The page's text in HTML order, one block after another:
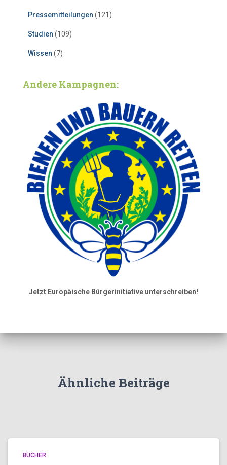
Pressemitteilungen (121)
Studien (109)
Wissen (7)
Andere Kampagnen:
Jetzt Europäische Bürgerinitiative unterschreiben!
Ähnliche Beiträge
BÜCHER